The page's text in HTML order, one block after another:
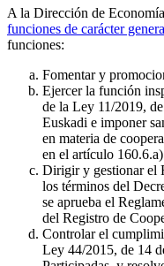
A la Dirección de
funciones de carácter
funciones:
Fomentar y
Ejercer la función
de la Ley 11/2019,
Euskadi e imponer
en materia de
en el artículo
Dirigir y gestionar el
los términos del
se aprueba el
del Registro de
Controlar el
Ley 44/2015, de 14